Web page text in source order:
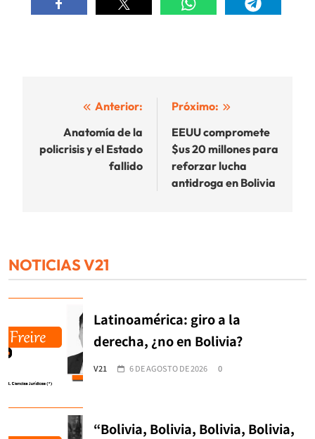
Navegación
entradas
Anterior:
Anatomía de la
policrisis y el Estado
fallido
Próximo:
EEUU compromete
$us 20 millones para
reforzar lucha
antidroga en Bolivia
NOTICIAS V21
Latinoamérica: giro a la
derecha, ¿no en Bolivia?
V21 6 DE AGOSTO DE 2026 0
“Bolivia, Bolivia, Bolivia, Bolivia,